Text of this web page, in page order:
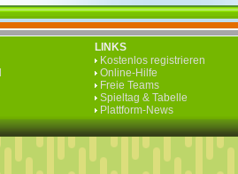
LINKS
Kostenlos registrieren
Online-Hilfe
Freie Teams
Spieltag & Tabelle
Plattform-News